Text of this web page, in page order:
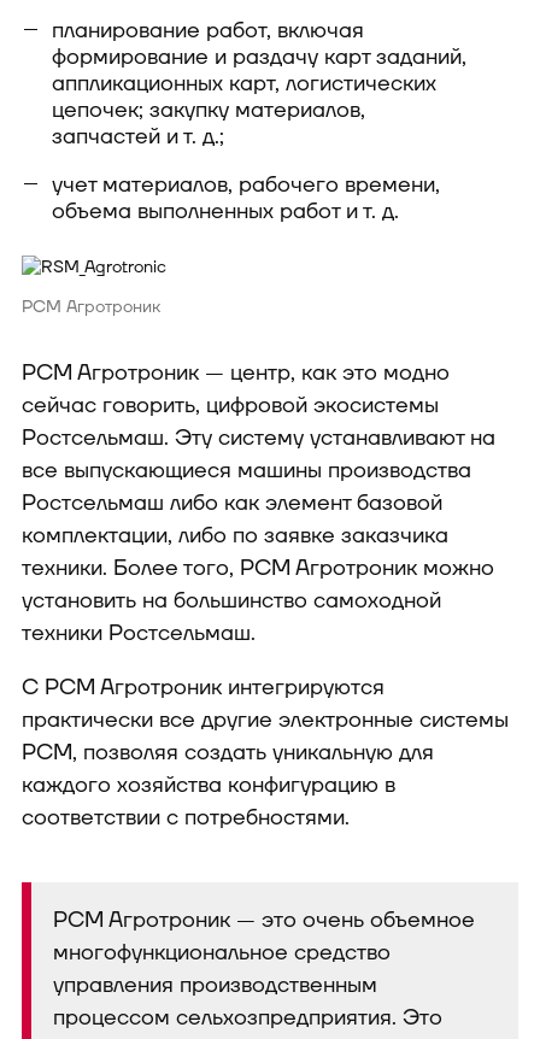
планирование работ, включая
формирование и раздачу карт заданий,
аппликационных карт, логистических
цепочек; закупку материалов,
запчастей и т. д.;
учет материалов, рабочего времени,
объема выполненных работ и т. д.
РСМ Агротроник
РСМ Агротроник — центр, как это модно
сейчас говорить, цифровой экосистемы
Ростсельмаш. Эту систему устанавливают на
все выпускающиеся машины производства
Ростсельмаш либо как элемент базовой
комплектации, либо по заявке заказчика
техники. Более того, РСМ Агротроник можно
установить на большинство самоходной
техники Ростсельмаш.
С РСМ Агротроник интегрируются
практически все другие электронные системы
РСМ, позволяя создать уникальную для
каждого хозяйства конфигурацию в
соответствии с потребностями.
РСМ Агротроник — это очень объемное
многофункциональное средство
управления производственным
процессом сельхозпредприятия. Это